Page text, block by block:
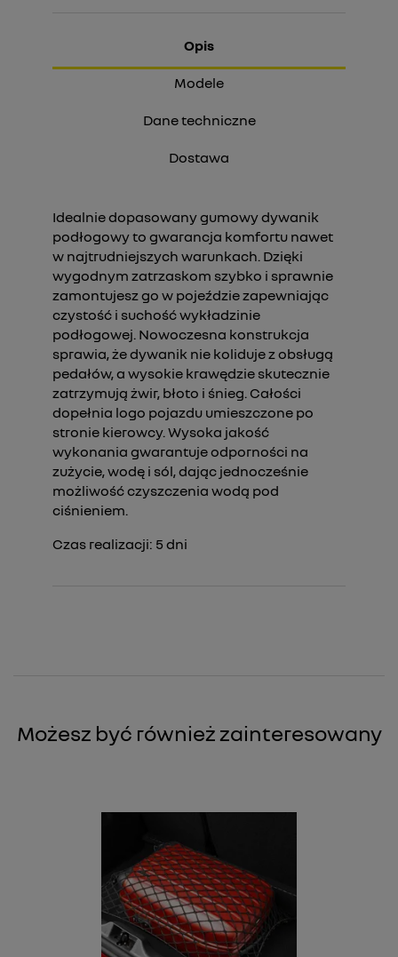
Opis
Modele
Dane techniczne
Dostawa
Idealnie dopasowany gumowy dywanik
podłogowy to gwarancja komfortu nawet
w najtrudniejszych warunkach. Dzięki
wygodnym zatrzaskom szybko i sprawnie
zamontujesz go w pojeździe zapewniając
czystość i suchość wykładzinie
podłogowej. Nowoczesna konstrukcja
sprawia, że dywanik nie koliduje z obsługą
pedałów, a wysokie krawędzie skutecznie
zatrzymują żwir, błoto i śnieg. Całości
dopełnia logo pojazdu umieszczone po
stronie kierowcy. Wysoka jakość
wykonania gwarantuje odporności na
zużycie, wodę i sól, dając jednocześnie
możliwość czyszczenia wodą pod
ciśnieniem.
Czas realizacji: 5 dni
Możesz być również zainteresowany